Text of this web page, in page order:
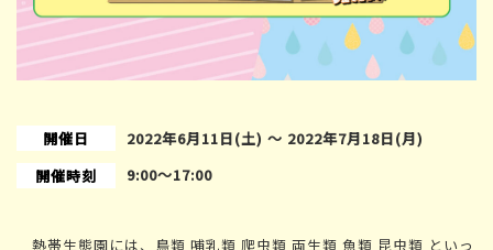
開催日
2022年6月11日(土) 〜 2022年7月18日(月)
開催時刻
9:00〜17:00
熱帯生態園には、鳥類 哺乳類 爬虫類 両生類 魚類 昆虫類 といっ